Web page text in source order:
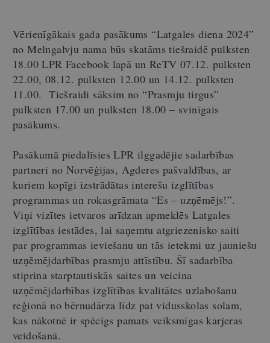
Vērienīgākais gada pasākums “Latgales diena 2024”
no Melngalvju nama būs skatāms tiešraidē pulksten
18.00 LPR Facebook lapā un ReTV 07.12. pulksten
22.00, 08.12. pulksten 12.00 un 14.12. pulksten
11.00.Tiešraidi sāksim no “Prasmju tirgus”
pulksten 17.00 un pulksten 18.00 – svinīgais
pasākums.
Pasākumā piedalīsies LPR ilggadējie sadarbības
partneri no Norvēģijas, Agderes pašvaldības, ar
kuriem kopīgi izstrādātas interešu izglītības
programmas un rokasgrāmata “Es – uzņēmējs!”.
Viņi vizītes ietvaros arīdzan apmeklēs Latgales
izglītības iestādes, lai saņemtu atgriezenisko saiti
par programmas ieviešanu un tās ietekmi uz jauniešu
uzņēmējdarbības prasmju attīstību. Šī sadarbība
stiprina starptautiskās saites un veicina
uzņēmējdarbības izglītības kvalitātes uzlabošanu
reģionā no bērnudārza līdz pat vidusskolas solam,
kas nākotnē ir spēcīgs pamats veiksmīgas karjeras
veidošanā.